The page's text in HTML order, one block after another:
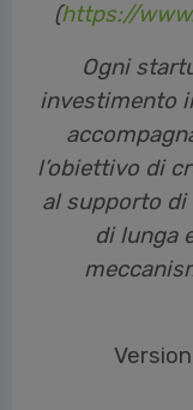
(https://
Ogni
investimento
l’obiettivo di
al supporto
di lunga